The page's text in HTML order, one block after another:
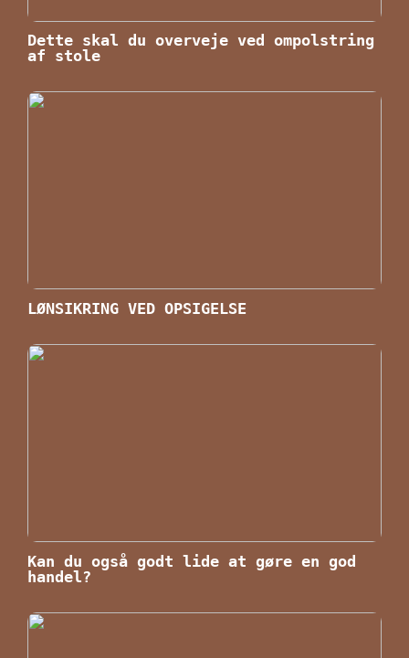
Dette skal du overveje ved ompolstring
af stole
LØNSIKRING VED OPSIGELSE
Kan du også godt lide at gøre en god
handel?